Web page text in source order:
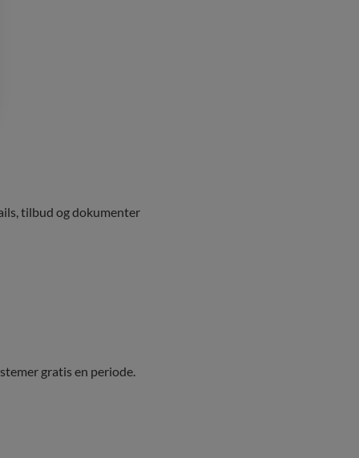
tilbud og dokumenter
gratis en periode.